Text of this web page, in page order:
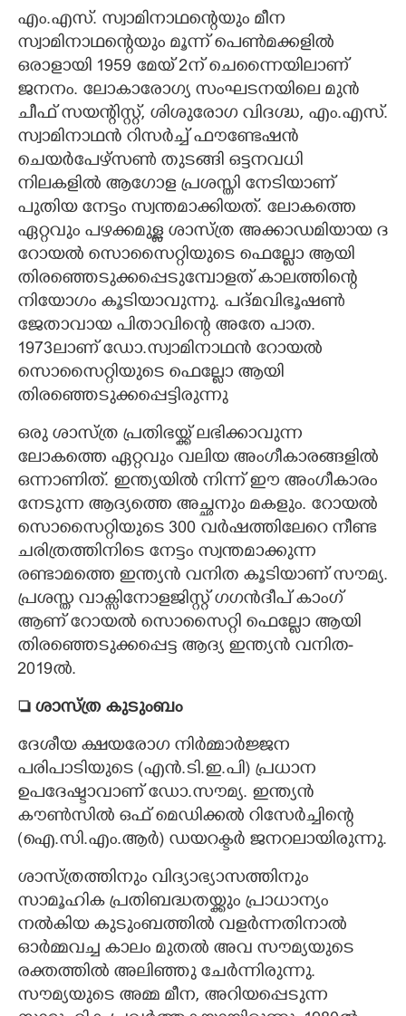
എം.എസ്. സ്വാമിനാഥന്റെയും മീന
സ്വാമിനാഥന്റെയും മൂന്ന് പെൺമക്കളിൽ
ഒരാളായി 1959 മേയ് 2ന് ചെന്നൈയിലാണ്
ജനനം. ലോകാരോഗ്യ സംഘടനയിലെ മുൻ
ചീഫ് സയന്റിസ്റ്റ്, ശിശുരോഗ വിദഗ്ദ്ധ, എം.എസ്.
സ്വാമിനാഥൻ റിസർച്ച് ഫൗണ്ടേഷൻ
ചെയർപേഴ്സൺ തുടങ്ങി ഒട്ടനവധി
നിലകളിൽ ആഗോള പ്രശസ്തി നേടിയാണ്
പുതിയ നേട്ടം സ്വന്തമാക്കിയത്. ലോകത്തെ
ഏറ്റവും പഴക്കമുള്ള ശാസ്ത്ര അക്കാഡമിയായ ദ
റോയൽ സൊസൈറ്റിയുടെ ഫെല്ലോ ആയി
തിരഞ്ഞെടുക്കപ്പെടുമ്പോളത് കാലത്തിന്റെ
നിയോഗം കൂടിയാവുന്നു. പദ്മവിഭൂഷൺ
ജേതാവായ പിതാവിന്റെ അതേ പാത.
1973ലാണ് ഡോ.സ്വാമിനാഥൻ റോയൽ
സൊസൈറ്റിയുടെ ഫെല്ലോ ആയി
തിരഞ്ഞെടുക്കപ്പെട്ടിരുന്നു
ഒരു ശാസ്ത്ര പ്രതിഭയ്ക്ക് ലഭിക്കാവുന്ന
ലോകത്തെ ഏറ്റവും വലിയ അംഗീകാരങ്ങളിൽ
ഒന്നാണിത്. ഇന്ത്യയിൽ നിന്ന് ഈ അംഗീകാരം
നേടുന്ന ആദ്യത്തെ അച്ഛനും മകളും. റോയൽ
സൊസൈറ്റിയുടെ 300 വർഷത്തിലേറെ നീണ്ട
ചരിത്രത്തിനിടെ നേട്ടം സ്വന്തമാക്കുന്ന
രണ്ടാമത്തെ ഇന്ത്യൻ വനിത കൂടിയാണ് സൗമ്യ.
പ്രശസ്ത വാക്സിനോളജിസ്റ്റ് ഗഗൻദീപ് കാംഗ്
ആണ് റോയൽ സൊസൈറ്റി ഫെല്ലോ ആയി
തിരഞ്ഞെടുക്കപ്പെട്ട ആദ്യ ഇന്ത്യൻ വനിത-
2019ൽ.
 ശാസ്ത്ര കുടുംബം
ദേശീയ ക്ഷയരോഗ നിർമ്മാർജ്ജന
പരിപാടിയുടെ (എൻ.ടി.ഇ.പി) പ്രധാന
ഉപദേഷ്ടാവാണ് ഡോ.സൗമ്യ. ഇന്ത്യൻ
കൗൺസിൽ ഒഫ് മെഡിക്കൽ റിസേർച്ചിന്റെ
(ഐ.സി.എം.ആർ) ഡയറക്ടർ ജനറലായിരുന്നു.
ശാസ്ത്രത്തിനും വിദ്യാഭ്യാസത്തിനും
സാമൂഹിക പ്രതിബദ്ധതയ്ക്കും പ്രാധാന്യം
നൽകിയ കുടുംബത്തിൽ വളർന്നതിനാൽ
ഓർമ്മവച്ച കാലം മുതൽ അവ സൗമ്യയുടെ
രക്തത്തിൽ അലിഞ്ഞു ചേർന്നിരുന്നു.
സൗമ്യയുടെ അമ്മ മീന,​ അറിയപ്പെടുന്ന